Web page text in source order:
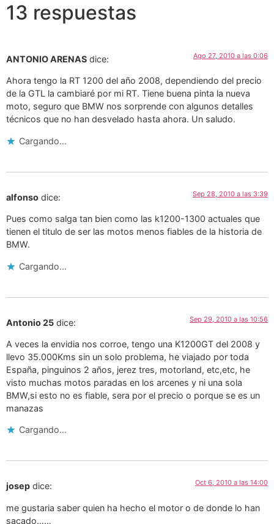
13 respuestas
ANTONIO ARENAS dice: Ago 27, 2010 a las 0:06
Ahora tengo la RT 1200 del año 2008, dependiendo del precio
de la GTL la cambiaré por mi RT. Tiene buena pinta la nueva
moto, seguro que BMW nos sorprende con algunos detalles
técnicos que no han desvelado hasta ahora. Un saludo.
Cargando...
alfonso dice: Sep 28, 2010 a las 3:39
Pues como salga tan bien como las k1200-1300 actuales que
tienen el titulo de ser las motos menos fiables de la historia de
BMW.
Cargando...
Antonio 25 dice: Sep 29, 2010 a las 10:56
A veces la envidia nos corroe, tengo una K1200GT del 2008 y
llevo 35.000Kms sin un solo problema, he viajado por toda
España, pinguinos 2 años, jerez tres, motorland, etc,etc, he
visto muchas motos paradas en los arcenes y ni una sola
BMW,si esto no es fiable, sera por el precio o porque se es un
manazas
Cargando...
josep dice: Oct 6, 2010 a las 14:00
me gustaria saber quien ha hecho el motor o de donde lo han
sacado……